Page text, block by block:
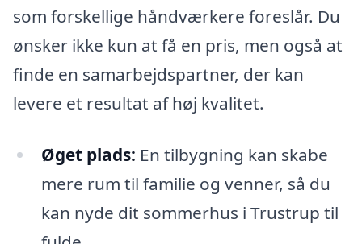
som forskellige håndværkere foreslår. Du
ønsker ikke kun at få en pris, men også at
finde en samarbejdspartner, der kan
levere et resultat af høj kvalitet.
Øget plads: En tilbygning kan skabe
mere rum til familie og venner, så du
kan nyde dit sommerhus i Trustrup til